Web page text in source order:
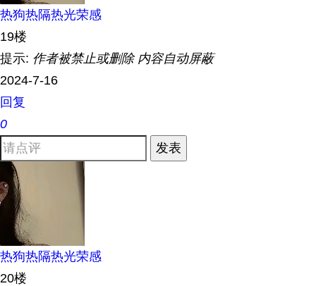
热狗热隔热光荣感
19楼
提示: 作者被禁止或删除 内容自动屏蔽
2024-7-16
回复
0
发表
热狗热隔热光荣感
20楼